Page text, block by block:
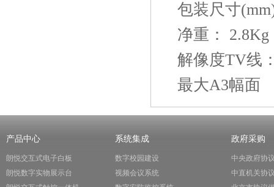
包装尺寸
净重： 2.8Kg
解像度TV线
最大A3幅面
产品中心
朗悦交互式电子白板
朗悦数字实物展示台
系统集成
数字校园建设
视频会议系统
政府采购
中央政府协
中直机关协